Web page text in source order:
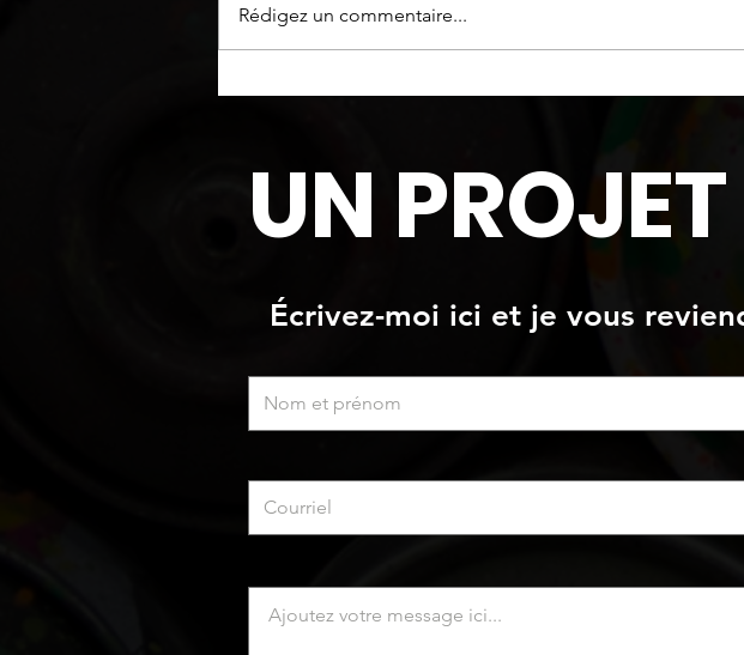
Fini "pierres" de style
Rédigez un commentaire...
UN
Écrivez-moi ici et je vous